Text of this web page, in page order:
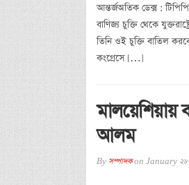
আন্তর্জঅতিক ডেক্স : টিপিপি
বাণিজ্য চুক্তি থেকে
তিনি ওই চুক্তি বাতিল
কংগ্রেসে […]
মালয়েশিয়ায়
আলম
By সম্পাদকon January